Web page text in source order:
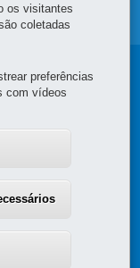
os visitantes
coletadas
preferências
com vídeos